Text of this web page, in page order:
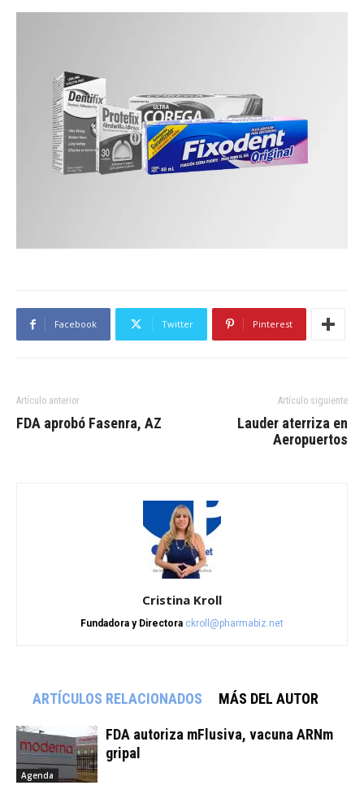
Facebook Twitter Pinterest
Artículo anterior
FDA aprobó Fasenra, AZ
Artículo siguiente
Lauder aterriza en
Aeropuertos
Cristina Kroll
Fundadora y Directora ckroll@pharmabiz.net
ARTÍCULOS RELACIONADOS MÁS DEL AUTOR
Agenda
FDA autoriza mFlusiva, vacuna ARNm
gripal